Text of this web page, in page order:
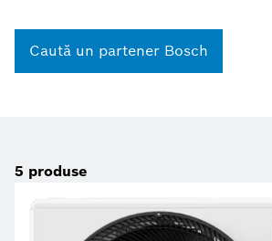
Caută un partener Bosch
5 produse